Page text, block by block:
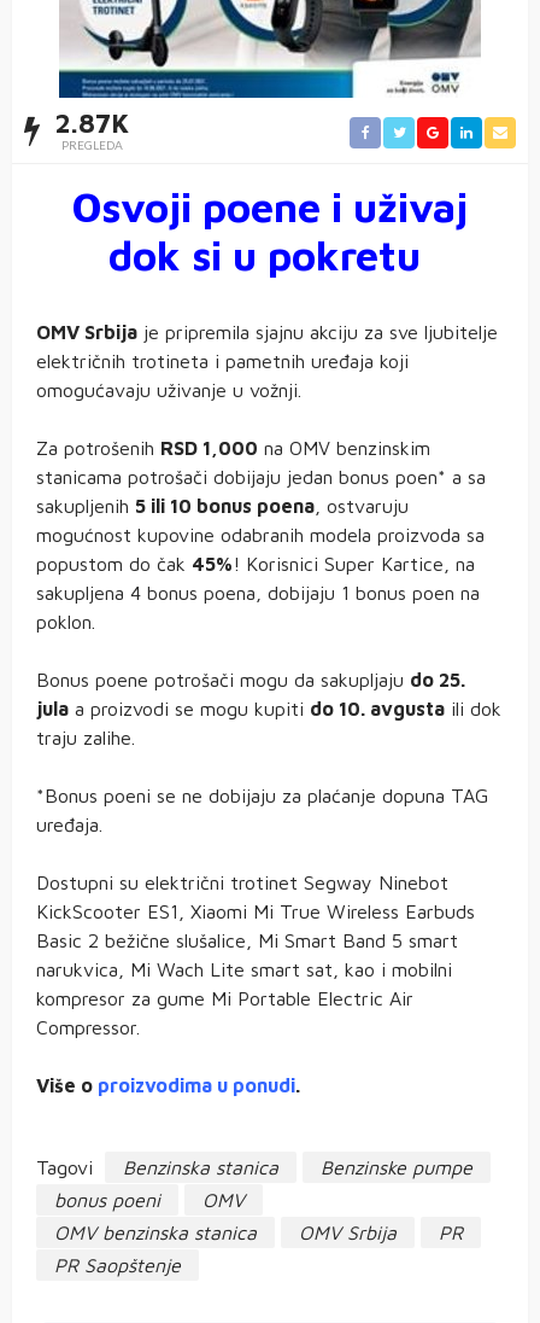
2.87K
PREGLEDA
Osvoji poene i uživaj
dok si u pokretu
OMV Srbija je pripremila sjajnu akciju za sve ljubitelje
električnih trotineta i pametnih uređaja koji
omogućavaju uživanje u vožnji.
Za potrošenih RSD 1,000 na OMV benzinskim
stanicama potrošači dobijaju jedan bonus poen* a sa
sakupljenih 5 ili 10 bonus poena , ostvaruju
mogućnost kupovine odabranih modela proizvoda sa
popustom do čak 45%! Korisnici Super Kartice, na
sakupljena 4 bonus poena, dobijaju 1 bonus poen na
poklon.
Bonus poene potrošači mogu da sakupljaju do 25.
jula a proizvodi se mogu kupiti do 10. avgusta ili dok
traju zalihe.
*Bonus poeni se ne dobijaju za plaćanje dopuna TAG
uređaja.
Dostupni su električni trotinet Segway Ninebot
KickScooter ES1, Xiaomi Mi True Wireless Earbuds
Basic 2 bežične slušalice, Mi Smart Band 5 smart
narukvica, Mi Wach Lite smart sat, kao i mobilni
kompresor za gume Mi Portable Electric Air
Compressor.
Više o proizvodima u ponudi.
Tagovi Benzinska stanica
Benzinske pumpe
bonus poeni
OMV
OMV benzinska stanica
OMV Srbija
PR
PR Saopštenje